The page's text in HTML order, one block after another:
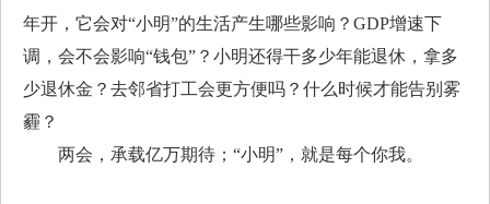
年开，它会对“小明”的生活产生哪些影响？GDP增速下
调，会不会影响“钱包”？小明还得干多少年能退休，拿多
少退休金？去邻省打工会更方便吗？什么时候才能告别雾
霾？
两会，承载亿万期待；“小明”，就是每个你我。